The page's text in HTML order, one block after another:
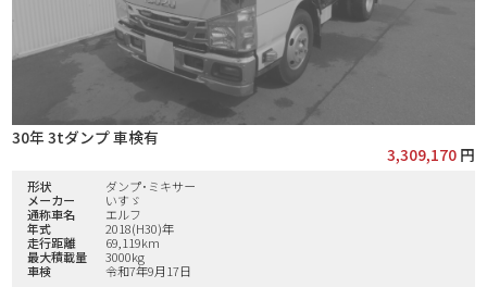
30年 3tダンプ 車検有
3,309,170円
形状
ダンプ･ミキサー
メーカー
いすゞ
通称車名
エルフ
年式
2018(H30)年
走行距離
69,119km
最大積載量
3000kg
車検
令和7年9月17日